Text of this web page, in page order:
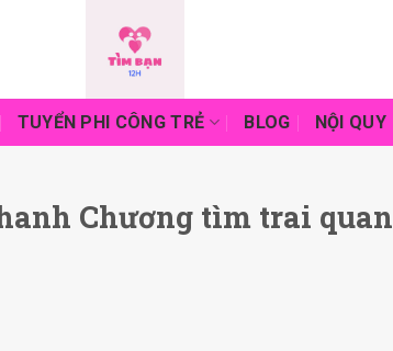
TUYỂN PHI CÔNG TRẺ BLOG NỘI QUY
Chương tìm trai quan